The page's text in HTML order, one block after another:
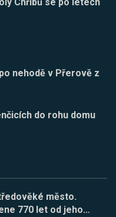
nehodě v Přerově z
do rohu domu
město.
770 let od jeho…